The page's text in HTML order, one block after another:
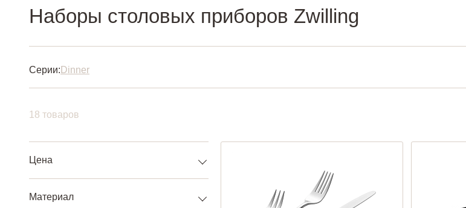
Наборы столовых приборов Zwilling
Серии: Dinner
18 товаров
Цена
Материал